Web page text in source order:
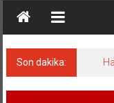
Son dakika: